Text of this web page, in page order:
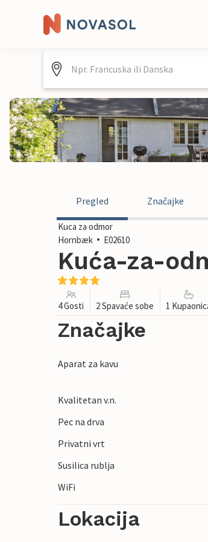
Pregled Značajke
Kuca za odmor
Hornbæk
E02610
Kuća-za-
4 Gosti 2 Spavaće sobe 1
Značajke
Aparat za kavu
Kvalitetan v.n.
Pec na drva
Privatni vrt
Susilica rublja
WiFi
Lokacija